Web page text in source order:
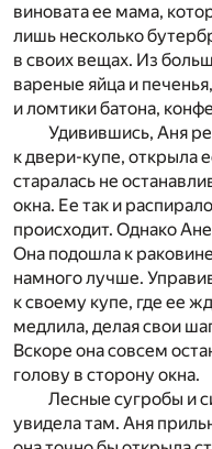
виновата ее мама,
лишь несколько
в своих вещах. Из
вареные яйца и
и ломтики батона,
Удивившись, Аня
к двери-купе, открыла
старалась не
окна. Ее так и
происходит. Однако
Она подошла к
намного лучше.
к своему купе, где ее
медлила, делая свои
Вскоре она совсем
голову в сторону окна.
Лесные сугробы и
увидела там. Аня